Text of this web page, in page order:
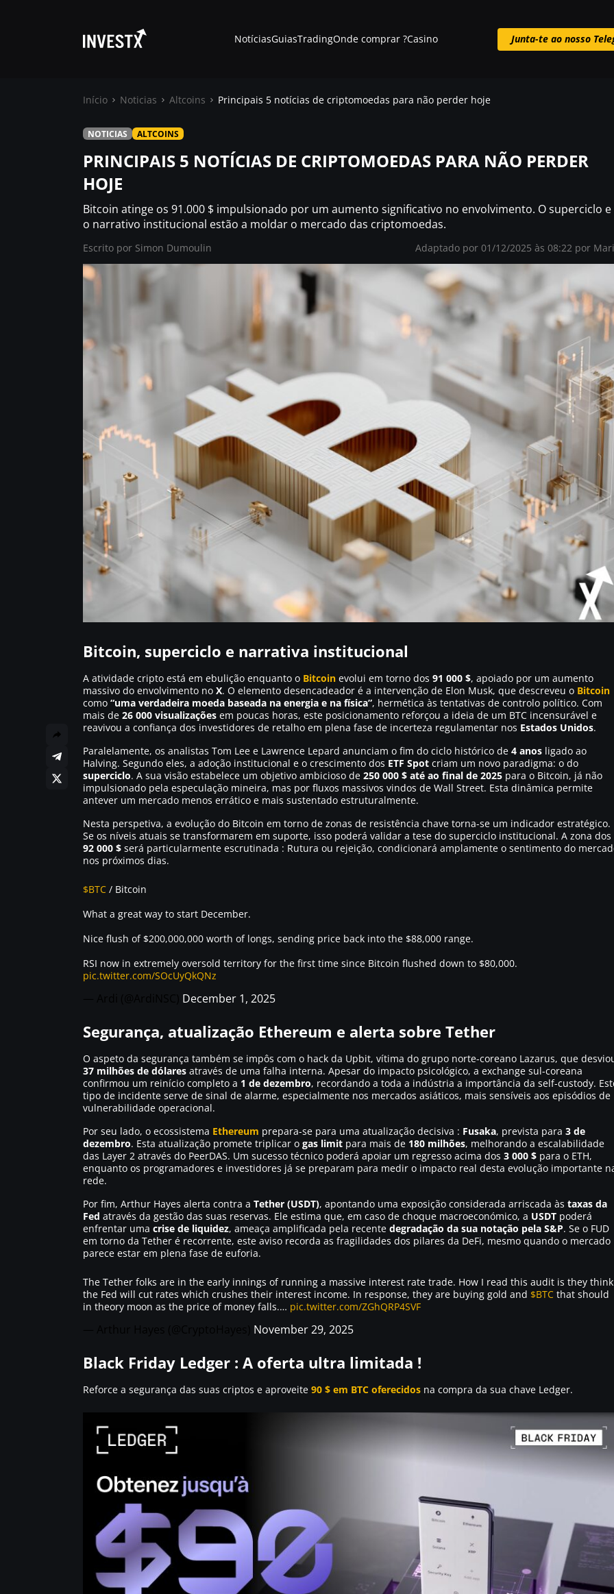
Notícias
Trading
Onde comprar ?
Casino
NotíciasGuiasTradingOnde comprar ?Casino Junta-te ao nosso
Início Noticias Altcoins Principais 5 notícias de criptomoedas para não perder hoje
NOTICIAS ALTCOINS
PRINCIPAIS 5 NOTÍCIAS DE CRIPTOMOEDAS PARA NÃO PERDER
HOJE
Bitcoin atinge os 91.000 $ impulsionado por um aumento significativo no envolvimento. O superciclo e
o narrativo institucional estão a moldar o mercado das criptomoedas.
Escrito por Simon Dumoulin Adaptado por 01/12/2025 às 08:22 por
Bitcoin, superciclo e narrativa institucional
A atividade cripto está em ebulição enquanto o Bitcoin evolui em torno dos 91 000 $, apoiado por um aumento
massivo do envolvimento no X. O elemento desencadeador é a intervenção de Elon Musk, que descreveu o Bitcoin
como “uma verdadeira moeda baseada na energia e na física”, hermética às tentativas de controlo político. Com
mais de 26 000 visualizações em poucas horas, este posicionamento reforçou a ideia de um BTC incensurável e
reavivou a confiança dos investidores de retalho em plena fase de incerteza regulamentar nos Estados Unidos.
Paralelamente, os analistas Tom Lee e Lawrence Lepard anunciam o fim do ciclo histórico de 4 anos ligado ao
Halving. Segundo eles, a adoção institucional e o crescimento dos ETF Spot criam um novo paradigma: o do
superciclo. A sua visão estabelece um objetivo ambicioso de 250 000 $ até ao final de 2025 para o Bitcoin, já não
impulsionado pela especulação mineira, mas por fluxos massivos vindos de Wall Street. Esta dinâmica permite
antever um mercado menos errático e mais sustentado estruturalmente.
Nesta perspetiva, a evolução do Bitcoin em torno de zonas de resistência chave torna-se um indicador estratégico.
Se os níveis atuais se transformarem em suporte, isso poderá validar a tese do superciclo institucional. A zona dos
92 000 $ será particularmente escrutinada : Rutura ou rejeição, condicionará amplamente o sentimento do
nos próximos dias.
$BTC / Bitcoin
What a great way to start December.
Nice flush of $200,000,000 worth of longs, sending price back into the $88,000 range.
RSI now in extremely oversold territory for the first time since Bitcoin flushed down to $80,000.
pic.twitter.com/SOcUyQkQNz
December 1, 2025
Segurança, atualização Ethereum e alerta sobre Tether
O aspeto da segurança também se impôs com o hack da Upbit, vítima do grupo norte-coreano Lazarus, que
37 milhões de dólares através de uma falha interna. Apesar do impacto psicológico, a exchange sul-coreana
confirmou um reinício completo a 1 de dezembro, recordando a toda a indústria a importância da self-custody.
tipo de incidente serve de sinal de alarme, especialmente nos mercados asiáticos, mais sensíveis aos episódios de
vulnerabilidade operacional.
Por seu lado, o ecossistema Ethereum prepara-se para uma atualização decisiva : Fusaka, prevista para 3 de
dezembro. Esta atualização promete triplicar o gas limit para mais de 180 milhões, melhorando a escalabilidade
das Layer 2 através do PeerDAS. Um sucesso técnico poderá apoiar um regresso acima dos 3 000 $ para o ETH,
enquanto os programadores e investidores já se preparam para medir o impacto real desta evolução importante
rede.
Por fim, Arthur Hayes alerta contra a Tether (USDT), apontando uma exposição considerada arriscada às taxas da
Fed através da gestão das suas reservas. Ele estima que, em caso de choque macroeconómico, a USDT poderá
enfrentar uma crise de liquidez, ameaça amplificada pela recente degradação da sua notação pela S&P. Se o FUD
em torno da Tether é recorrente, este aviso recorda as fragilidades dos pilares da DeFi, mesmo quando o mercado
parece estar em plena fase de euforia.
The Tether folks are in the early innings of running a massive interest rate trade. How I read this audit is they think
the Fed will cut rates which crushes their interest income. In response, they are buying gold and $BTC that should
in theory moon as the price of money falls.… pic.twitter.com/ZGhQRP4SVF
November 29, 2025
Black Friday Ledger : A oferta ultra limitada !
Reforce a segurança das suas criptos e aproveite 90 $ em BTC oferecidos na compra da sua chave Ledger.